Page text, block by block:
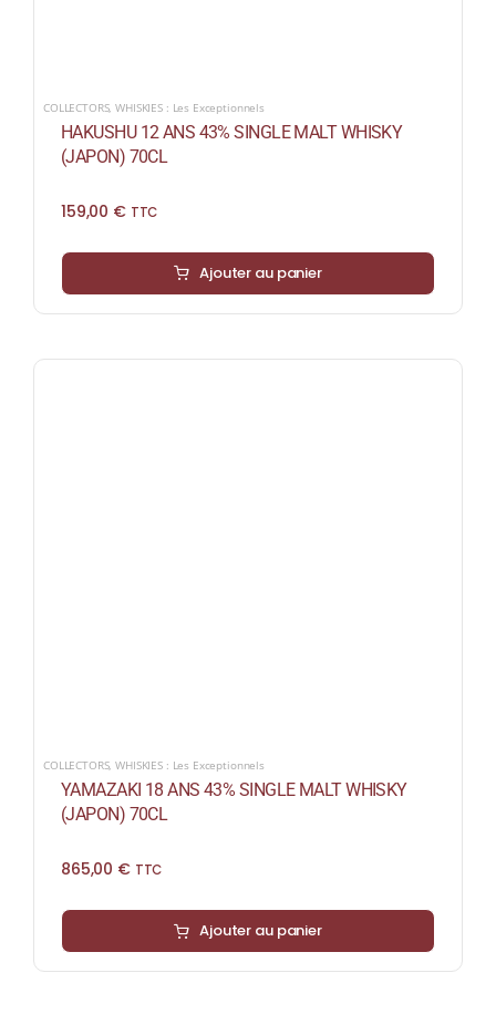
COLLECTORS,WHISKIES : Les Exceptionnels
HAKUSHU 12 ANS 43% SINGLE MALT WHISKY
(JAPON) 70CL
159,00 € TTC
Ajouter au panier
COLLECTORS,WHISKIES : Les Exceptionnels
YAMAZAKI 18 ANS 43% SINGLE MALT WHISKY
(JAPON) 70CL
865,00 € TTC
Ajouter au panier